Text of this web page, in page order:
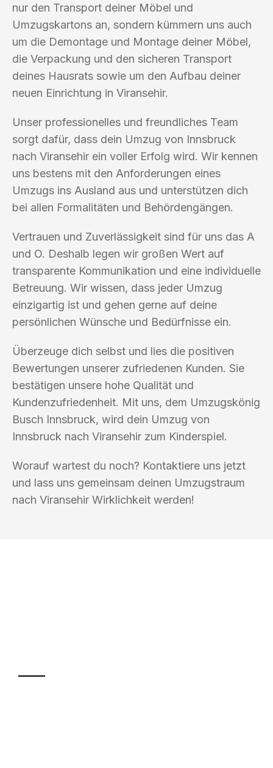
nur den Transport deiner Möbel und
Umzugskartons an, sondern kümmern uns auch
um die Demontage und Montage deiner Möbel,
die Verpackung und den sicheren Transport
deines Hausrats sowie um den Aufbau deiner
neuen Einrichtung in Viransehir.
Unser professionelles und freundliches Team
sorgt dafür, dass dein Umzug von Innsbruck
nach Viransehir ein voller Erfolg wird. Wir kennen
uns bestens mit den Anforderungen eines
Umzugs ins Ausland aus und unterstützen dich
bei allen Formalitäten und Behördengängen.
Vertrauen und Zuverlässigkeit sind für uns das A
und O. Deshalb legen wir großen Wert auf
transparente Kommunikation und eine individuelle
Betreuung. Wir wissen, dass jeder Umzug
einzigartig ist und gehen gerne auf deine
persönlichen Wünsche und Bedürfnisse ein.
Überzeuge dich selbst und lies die positiven
Bewertungen unserer zufriedenen Kunden. Sie
bestätigen unsere hohe Qualität und
Kundenzufriedenheit. Mit uns, dem Umzugskönig
Busch Innsbruck, wird dein Umzug von
Innsbruck nach Viransehir zum Kinderspiel.
Worauf wartest du noch? Kontaktiere uns jetzt
und lass uns gemeinsam deinen Umzugstraum
nach Viransehir Wirklichkeit werden!